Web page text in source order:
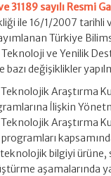
31189 sayılı Resmi
ile 16/1/2007 tarihli
Türkiye
ve Yenilik
değişiklikler
Araştırma
İlişkin
Araştırma
bilgiyi ürüne,
aşamalarında